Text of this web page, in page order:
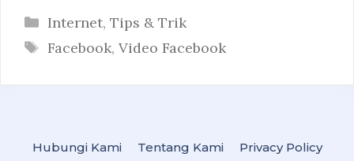
Categories
Internet, Tips & Trik
Tags
Facebook, Video Facebook
Hubungi Kami Tentang Kami
Privacy Policy